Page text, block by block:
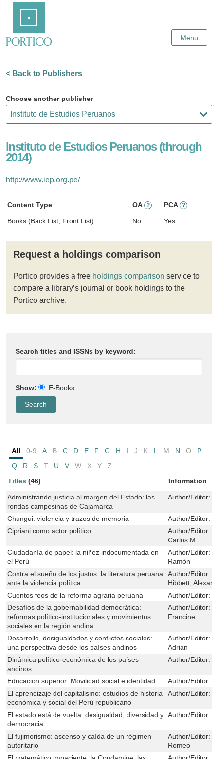
Content
Menu
< Back to Publishers
Choose another publisher
Instituto de Estudios Peruanos (through
2014)
http://www.iep.org.pe/
Content Type OA ? PCA ?
Books (Back List, Front List) No Yes
Request a holdings comparison
Portico provides a free holdings comparison service to
compare a library’s journal or book holdings to the
Portico archive.
Search titles and ISSNs by keyword:
Show: E-Books
All 0-9 A B C D E F G H I J K L M N O
P
Q
R S T U V W X Y
Z
Titles (46) Information
Administrando justicia al margen del Estado: las
rondas campesinas de Cajamarca
Author/Editor:
Chungui: violencia y trazos de memoria Author/Editor:
Cipriani como actor político
Author/Editor:
Carlos M
Ciudadanía de papel: la niñez indocumentada en
el Perú
Author/Editor:
Ramón
Contra el sueño de los justos: la literatura peruana
ante la violencia política
Author/Editor:
Hibbett,
Cuentos feos de la reforma agraria peruana
Author/Editor:
Desafíos de la gobernabilidad democrática:
reformas político-institucionales y movimientos
sociales en la región andina
Author/Editor:
Francine
Desarrollo, desigualdades y conflictos sociales:
una perspectiva desde los países andinos
Author/Editor:
Adrián
Dinámica político-económica de los países
andinos
Author/Editor:
Educación superior: Movilidad social e identidad Author/Editor:
El aprendizaje del capitalismo: estudios de historia
económica y social del Perú republicano
Author/Editor:
El estado está de vuelta: desigualdad, diversidad y
democracia
Author/Editor:
El fujimorismo: ascenso y caída de un régimen
autoritario
Author/Editor:
Romeo